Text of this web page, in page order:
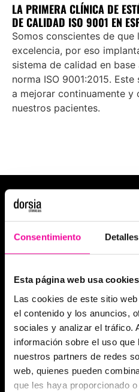
Consentimiento Detalles
Esta página web usa cookies
Las cookies de este sitio
el contenido y los anuncios,
sociales y analizar el tráfico.
información sobre el uso que
nuestros partners de redes
web, quienes pueden
que les haya proporcionado
LA PRIMERA CLÍNICA DE
DE CALIDAD ISO 9001 EN
Somos conscientes de
excelencia, por eso
sistema de calidad en
norma ISO 9001:2015.
a mejorar continuamente
nuestros pacientes.